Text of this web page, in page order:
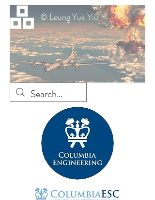
© Leung Yuk Yiu